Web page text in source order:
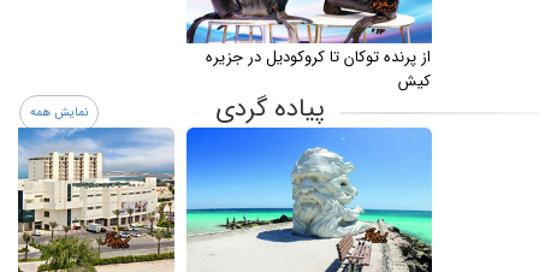
از پرنده توکان تا کروکودیل در جزیره
کیش
پیاده گردی نمایش همه